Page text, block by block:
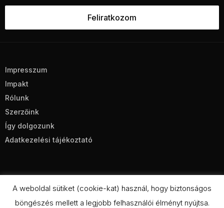
Impresszum
Impakt
Rólunk
Szerzőink
Így dolgozunk
Adatkezelési tájékoztató
A weboldal sütiket (cookie-kat) használ, hogy biztonságos
böngészés mellett a legjobb felhasználói élményt nyújtsa.